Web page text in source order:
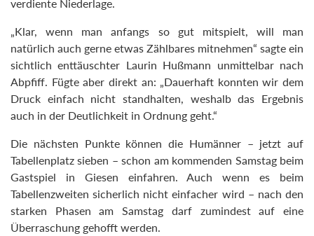
„Klar, wenn man anfangs so gut mitspielt, will man
natürlich auch gerne etwas Zählbares mitnehmen“ sagte ein
sichtlich enttäuschter Laurin Hußmann unmittelbar nach
Abpfiff. Fügte aber direkt an: „Dauerhaft konnten wir dem
Druck einfach nicht standhalten, weshalb das Ergebnis
auch in der Deutlichkeit in Ordnung geht.“
Die nächsten Punkte können die Humänner – jetzt auf
Tabellenplatz sieben – schon am kommenden Samstag beim
Gastspiel in Giesen einfahren. Auch wenn es beim
Tabellenzweiten sicherlich nicht einfacher wird – nach den
starken Phasen am Samstag darf zumindest auf eine
Überraschung gehofft werden.